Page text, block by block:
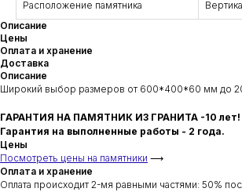
Расположение памятника
Описание
Цены
Оплата и хранение
Доставка
Описание
Широкий выбор размеров от 600*400*60 мм до
ГАРАНТИЯ НА ПАМЯТНИК ИЗ ГРАНИТА -10 лет!
Гарантия на выполненные работы - 2 года.
Цены
Посмотреть цены на памятники ⟶
Оплата и хранение
Оплата происходит 2-мя равными частями: 50%